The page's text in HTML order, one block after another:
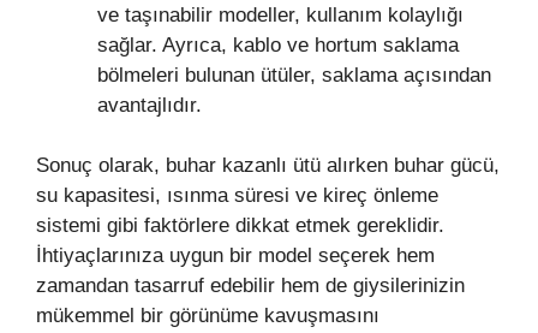
ve taşınabilir modeller, kullanım kolaylığı
sağlar. Ayrıca, kablo ve hortum saklama
bölmeleri bulunan ütüler, saklama açısından
avantajlıdır.
Sonuç olarak, buhar kazanlı ütü alırken buhar gücü,
su kapasitesi, ısınma süresi ve kireç önleme
sistemi gibi faktörlere dikkat etmek gereklidir.
İhtiyaçlarınıza uygun bir model seçerek hem
zamandan tasarruf edebilir hem de giysilerinizin
mükemmel bir görünüme kavuşmasını